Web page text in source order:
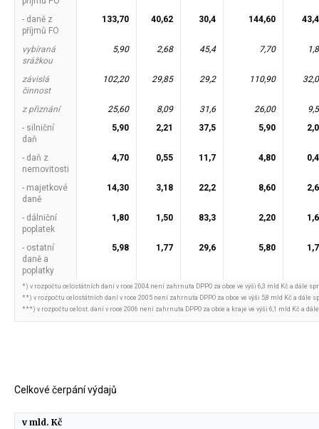
- daně z
příjmů FO
133,70 40,62 30,4 144,60
vybíraná
srážkou
5,90 2,68 45,4 7,70
závislá
činnost
102,20 29,85 29,2 110,90
z přiznání 25,60 8,09 31,6 26,00
- silniční
daň
5,90 2,21 37,5 5,90
- daň z
nemovitosti
4,70 0,55 11,7 4,80
- majetkové
daně
14,30 3,18 22,2 8,60
- dálniční
poplatek
1,80 1,50 83,3 2,20
- ostatní
daně a
poplatky
5,98 1,77 29,6 5,80
*) v rozpočtu celostátních daní v roce 2004 není zahrnuta DPPO za obce ve výši 6,3 mld Kč a dále
**) v rozpočtu celostátních daní v roce 2005 není zahrnuta DPPO za obce ve výši 5,8 mld Kč a
***) v rozpočtu celost. daní v roce 2006 není zahrnuta DPPO za obce a kraje ve výši 6,1 mld Kč a
Celkové čerpání výdajů
v mld. Kč